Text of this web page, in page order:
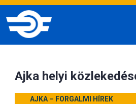
Ajka helyi
AJKA – FORGALMI HÍREK